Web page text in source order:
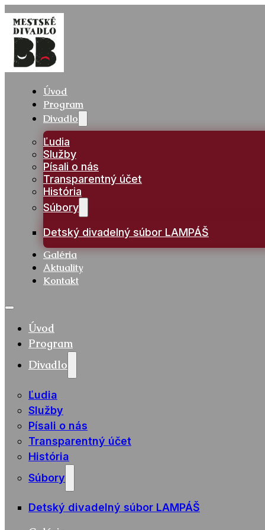
Úvod
Program
Divadlo
Ľudia
Služby
Písali o nás
Transparentný účet
História
Súbory
Detský divadelný súbor LAMPÁŠ
Galéria
Aktuality
Kontakt
Úvod
Program
Divadlo
Ľudia
Služby
Písali o nás
Transparentný účet
História
Súbory
Detský divadelný súbor LAMPÁŠ